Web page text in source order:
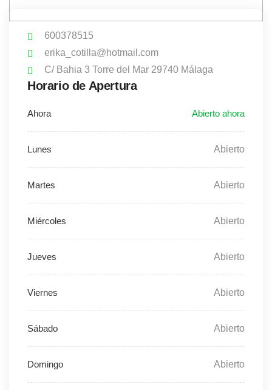
600378515
erika_cotilla@hotmail.com
C/ Bahia 3 Torre del Mar 29740 Málaga
Horario de Apertura
Abierto
Abierto
Abierto
Abierto
Abierto
Abierto
Abierto